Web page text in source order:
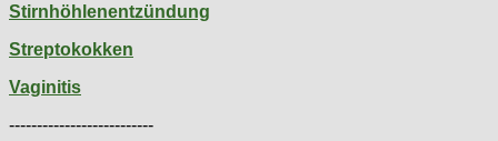
Stirnhöhlenentzündung
Streptokokken
Vaginitis
--------------------------